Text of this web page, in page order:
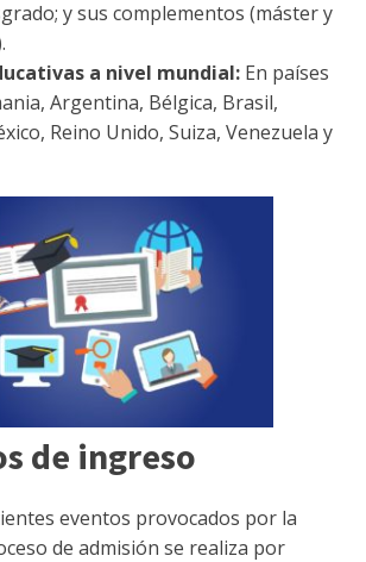
y sus complementos (máster y
a nivel mundial: En países
Argentina, Bélgica, Brasil,
Reino Unido, Suiza, Venezuela y
de ingreso
eventos provocados por la
de admisión se realiza por